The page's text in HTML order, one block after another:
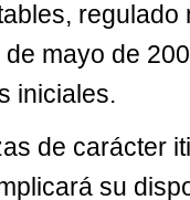
mayo de
iniciales.
de carácter
su